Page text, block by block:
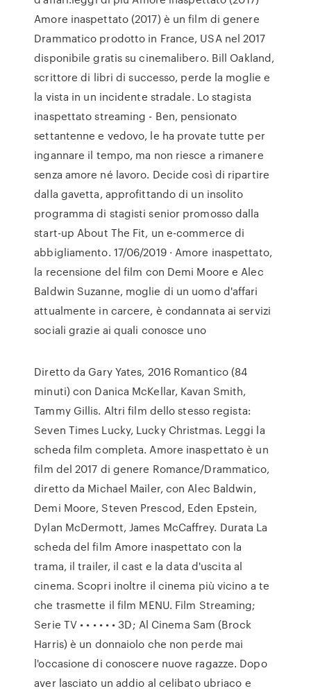
Amore inaspettato (2017) è un film di genere
Drammatico prodotto in France, USA nel 2017
disponibile gratis su cinemalibero. Bill Oakland,
scrittore di libri di successo, perde la moglie e
la vista in un incidente stradale. Lo stagista
inaspettato streaming - Ben, pensionato
settantenne e vedovo, le ha provate tutte per
ingannare il tempo, ma non riesce a rimanere
senza amore né lavoro. Decide così di ripartire
dalla gavetta, approfittando di un insolito
programma di stagisti senior promosso dalla
start-up About The Fit, un e-commerce di
abbigliamento. 17/06/2019 · Amore inaspettato,
la recensione del film con Demi Moore e Alec
Baldwin Suzanne, moglie di un uomo d'affari
attualmente in carcere, è condannata ai servizi
sociali grazie ai quali conosce uno
Diretto da Gary Yates, 2016 Romantico (84
minuti) con Danica McKellar, Kavan Smith,
Tammy Gillis. Altri film dello stesso regista:
Seven Times Lucky, Lucky Christmas. Leggi la
scheda film completa. Amore inaspettato è un
film del 2017 di genere Romance/Drammatico,
diretto da Michael Mailer, con Alec Baldwin,
Demi Moore, Steven Prescod, Eden Epstein,
Dylan McDermott, James McCaffrey. Durata La
scheda del film Amore inaspettato con la
trama, il trailer, il cast e la data d'uscita al
cinema. Scopri inoltre il cinema più vicino a te
che trasmette il film MENU. Film Streaming;
Serie TV • • • • • • 3D; Al Cinema Sam (Brock
Harris) è un donnaiolo che non perde mai
l'occasione di conoscere nuove ragazze. Dopo
aver lasciato un addio al celibato ubriaco e